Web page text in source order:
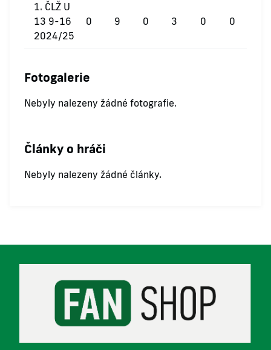
1. ČLŽ U
13 9-16
2024/25
0 9 0 3 0 0
Fotogalerie
Nebyly nalezeny žádné fotografie.
Články o hráči
Nebyly nalezeny žádné články.